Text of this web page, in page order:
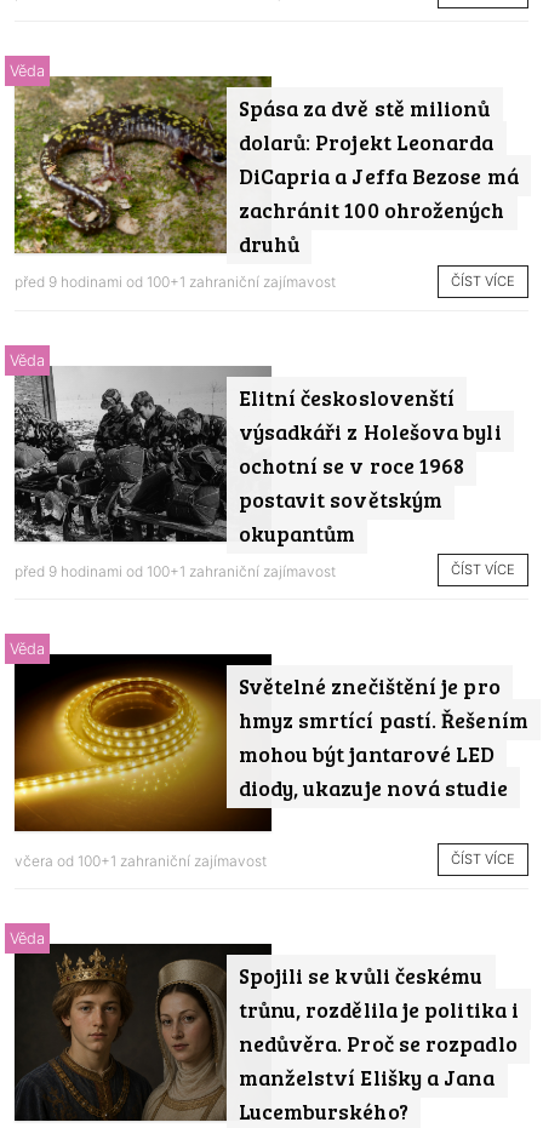
Spása za dvě stě milionů
dolarů: Projekt Leonarda
DiCapria a Jeffa Bezose má
zachránit 100 ohrožených
druhů
Věda
před 9 hodinami od 100+1 zahraniční zajímavost ČÍST VÍCE
Elitní českoslovenští
výsadkáři z Holešova byli
ochotní se v roce 1968
postavit sovětským
okupantům
Věda
před 9 hodinami od 100+1 zahraniční zajímavost ČÍST VÍCE
Světelné znečištění je pro
hmyz smrtící pastí. Řešením
mohou být jantarové LED
diody, ukazuje nová studie
Věda
včera od 100+1 zahraniční zajímavost ČÍST VÍCE
Spojili se kvůli českému
trůnu, rozdělila je politika i
nedůvěra. Proč se rozpadlo
manželství Elišky a Jana
Lucemburského?
Věda